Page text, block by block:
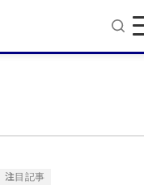
注目記事